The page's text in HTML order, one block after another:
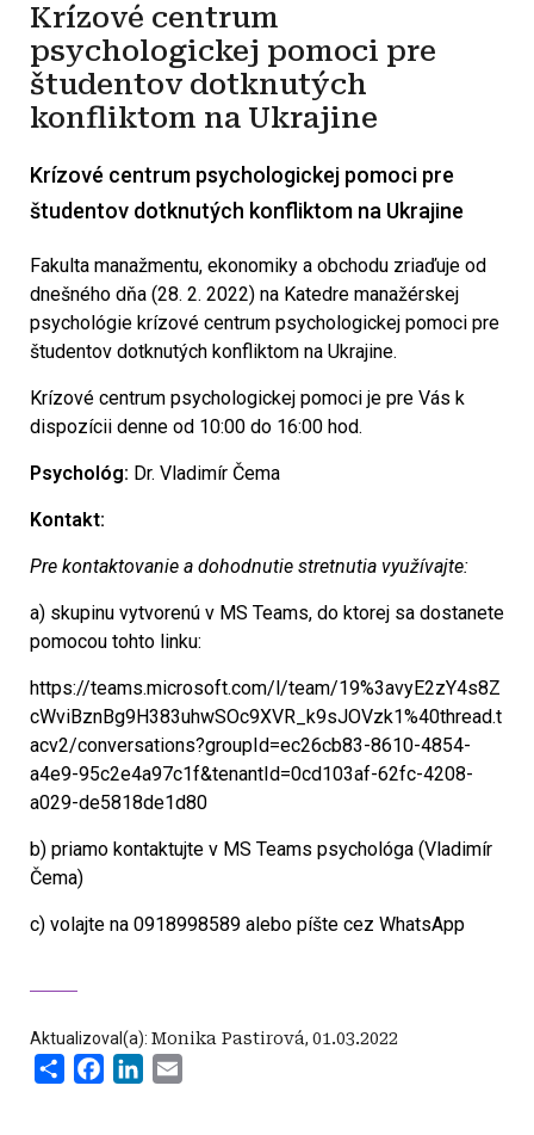
Krízové centrum
psychologickej pomoci pre
študentov dotknutých
konfliktom na Ukrajine
Krízové centrum psychologickej pomoci pre
študentov dotknutých konfliktom na Ukrajine
Fakulta manažmentu, ekonomiky a obchodu zriaďuje od
dnešného dňa (28. 2. 2022) na Katedre manažérskej
psychológie krízové centrum psychologickej pomoci pre
študentov dotknutých konfliktom na Ukrajine.
Krízové centrum psychologickej pomoci je pre Vás k
dispozícii denne od 10:00 do 16:00 hod.
Psychológ: Dr. Vladimír Čema
Kontakt:
Pre kontaktovanie a dohodnutie stretnutia využívajte:
a) skupinu vytvorenú v MS Teams, do ktorej sa dostanete
pomocou tohto linku:
https://teams.microsoft.com/l/team/19%3avyE2zY4s8Z
cWviBznBg9H383uhwSOc9XVR_k9sJOVzk1%40thread.t
acv2/conversations?groupId=ec26cb83-8610-4854-
a4e9-95c2e4a97c1f&tenantId=0cd103af-62fc-4208-
a029-de5818de1d80
b) priamo kontaktujte v MS Teams psychológa (Vladimír
Čema)
c) volajte na 0918998589 alebo píšte cez WhatsApp
Aktualizoval(a): Monika Pastirová, 01.03.2022
Share FacebookLinkedIn